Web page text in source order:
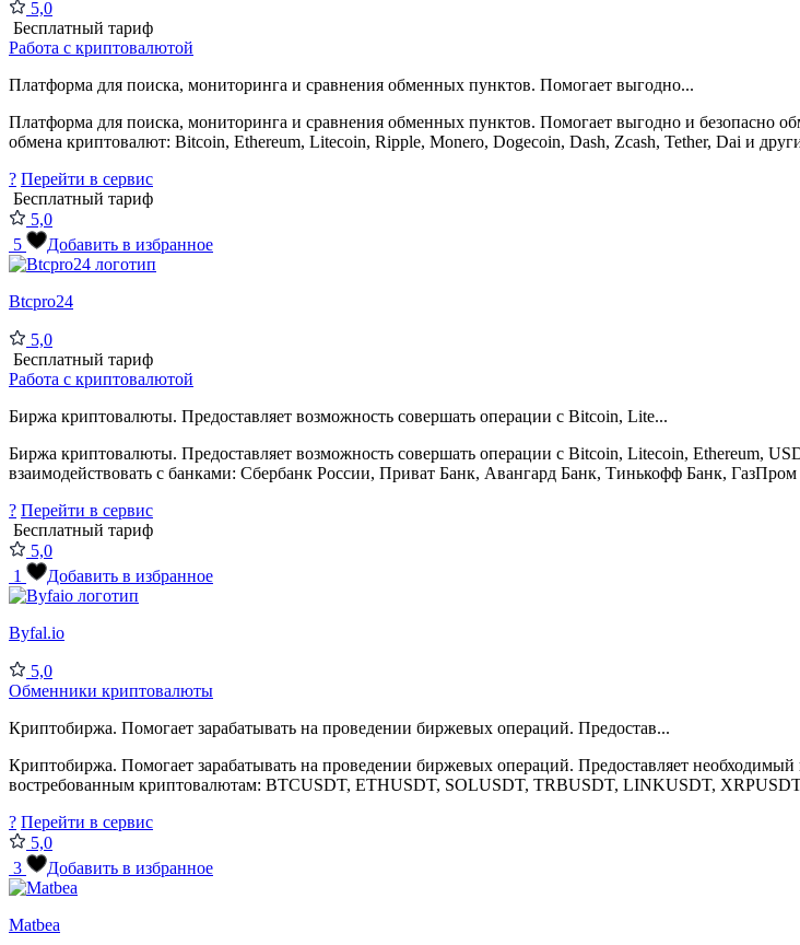
5,0
Бесплатный тариф
Работа с криптовалютой
Платформа для поиска, мониторинга и сравнения обменных пунктов. Помогает выгодно...
Платформа для поиска, мониторинга и сравнения обменных пунктов. Помогает выгодно и безопасно
обмена криптовалют: Bitcoin, Ethereum, Litecoin, Ripple, Monero, Dogecoin, Dash, Zcash, Tether, Dai и
? Перейти в сервис
Бесплатный тариф
5,0
5
Добавить в избранное
Btcpro24
5,0
Бесплатный тариф
Работа с криптовалютой
Биржа криптовалюты. Предоставляет возможность совершать операции с Bitcoin, Lite...
Биржа криптовалюты. Предоставляет возможность совершать операции с Bitcoin, Litecoin, Ethereum,
взаимодействовать с банками: Сбербанк России, Приват Банк, Авангард Банк, Тинькофф Банк,
? Перейти в сервис
Бесплатный тариф
5,0
1
Добавить в избранное
Byfal.io
5,0
Обменники криптовалюты
Криптобиржа. Помогает зарабатывать на проведении биржевых операций. Предостав...
Криптобиржа. Помогает зарабатывать на проведении биржевых операций. Предоставляет
востребованным криптовалютам: BTCUSDT, ETHUSDT, SOLUSDT, TRBUSDT, LINKUSDT,
? Перейти в сервис
5,0
3
Добавить в избранное
Matbea